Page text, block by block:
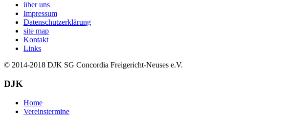
über uns
Impressum
Datenschutzerklärung
site map
Kontakt
Links
© 2014-2018 DJK SG Concordia Freigericht-Neuses e.V.
DJK
Home
Vereinstermine